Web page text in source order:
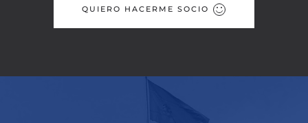
QUIERO HACERME SOCIO